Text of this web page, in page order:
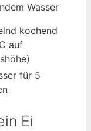
Wasser
kochend
auf
für 5
Ei